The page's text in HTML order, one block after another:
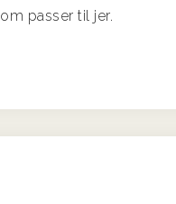
passer til jer.